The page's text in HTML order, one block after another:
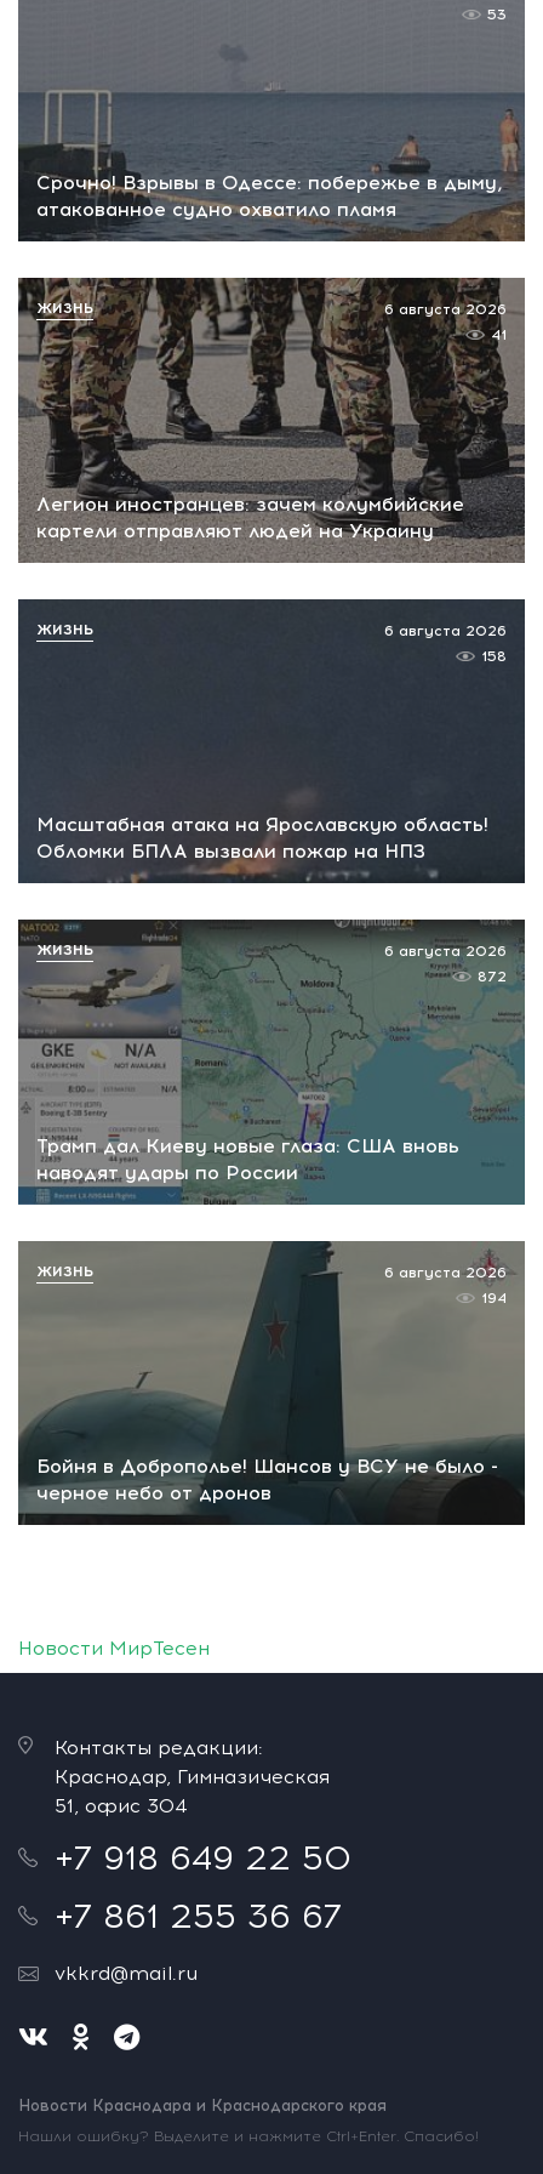
Срочно! Взрывы в Одессе: побережье в дыму,
атакованное судно охватило пламя
53
Легион иностранцев: зачем колумбийские
картели отправляют людей на Украину
6 августа 2026
41
ЖИЗНЬ
Масштабная атака на Ярославскую область!
Обломки БПЛА вызвали пожар на НПЗ
6 августа 2026
158
ЖИЗНЬ
Трамп дал Киеву новые глаза: США вновь
наводят удары по России
6 августа 2026
872
ЖИЗНЬ
Бойня в Доброполье! Шансов у ВСУ не было -
черное небо от дронов
6 августа 2026
194
ЖИЗНЬ
Новости МирТесен
Контакты редакции:
Краснодар, Гимназическая
51, офис 304
+7 918 649 22 50
+7 861 255 36 67
vkkrd@mail.ru
Новости Краснодара и Краснодарского края
Нашли ошибку? Выделите и нажмите Ctrl+Enter. Спасибо!